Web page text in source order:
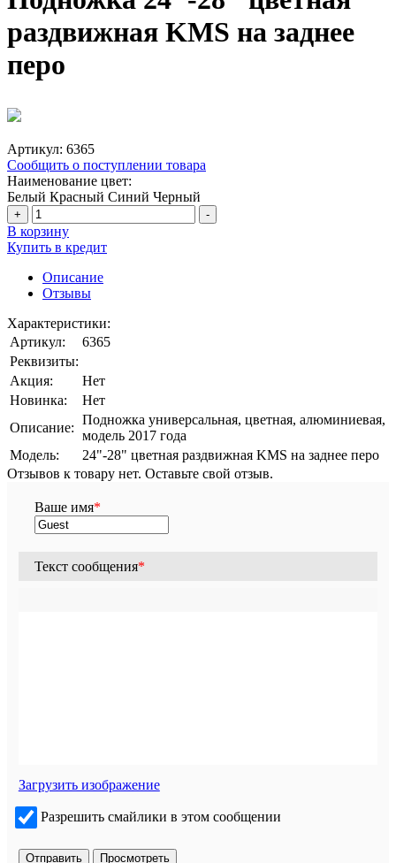
раздвижная KMS на заднее
перо
Артикул: 6365
Сообщить о поступлении товара
Наименование цвет:
Белый Красный Синий Черный
+ -
В корзину
Купить в кредит
Описание
Отзывы
Характеристики:
Артикул:
6365
Реквизиты:
Акция:
Нет
Новинка:
Нет
Описание:
Подножка универсальная, цветная, алюминиевая,
модель 2017 года
Модель:
24"-28" цветная раздвижная KMS на заднее перо
Отзывов к товару нет. Оставьте свой отзыв.
Ваше имя*
Текст сообщения*
Загрузить изображение
Разрешить смайлики в этом сообщении